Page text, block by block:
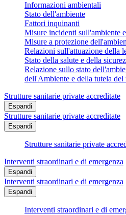
Informazioni ambientali
Stato dell'ambiente
Fattori inquinanti
Misure incidenti sull'ambiente
Misure a protezione
Relazioni sull'attuazione della
Stato della salute e della
Relazione sullo stato
dell'Ambiente e della tutela del
Strutture sanitarie private accreditate
Espandi
Strutture sanitarie private accreditate
Espandi
Strutture sanitarie private
Interventi straordinari e di emergenza
Espandi
Interventi straordinari e di emergenza
Espandi
Interventi straordinari e di